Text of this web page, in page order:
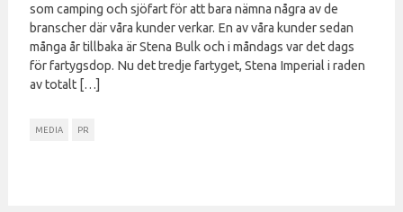
som camping och sjöfart för att bara nämna några av de
branscher där våra kunder verkar. En av våra kunder sedan
många år tillbaka är Stena Bulk och i måndags var det dags
för fartygsdop. Nu det tredje fartyget, Stena Imperial i raden
av totalt […]
MEDIA PR